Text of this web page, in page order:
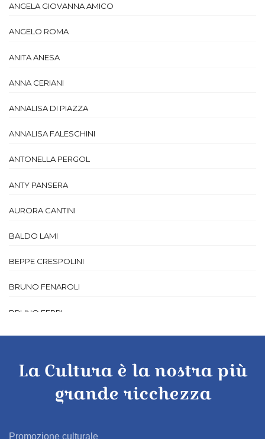
ANGELA GIOVANNA AMICO
ANGELO ROMA
ANITA ANESA
ANNA CERIANI
ANNALISA DI PIAZZA
ANNALISA FALESCHINI
ANTONELLA PERGOL
ANTY PANSERA
AURORA CANTINI
BALDO LAMI
BEPPE CRESPOLINI
BRUNO FENAROLI
BRUNO FERRI
BRUNO MANENTI
CALOGERO LUIGI FERRARO
CAMILLA MARINONI
La Cultura è la nostra più
grande ricchezza
Promozione culturale